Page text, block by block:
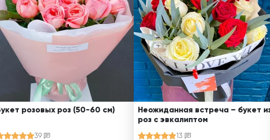
розовых роз (50-60 см)
39
Неожиданная встреча – букет
роз с эвкалиптом
13